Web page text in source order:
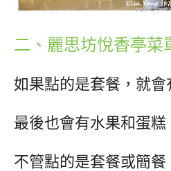
二、麗思坊悅香亭菜
如果點的是套餐，就會
最後也會有水果和蛋糕
不管點的是套餐或簡